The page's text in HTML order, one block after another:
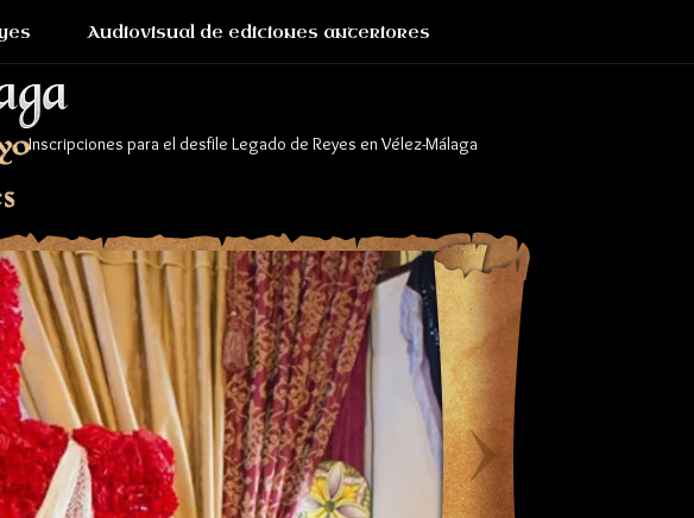
Inscripciones para el desfile Legado de Reyes en Vélez-Málaga
Audiovisual de ediciones anteriores